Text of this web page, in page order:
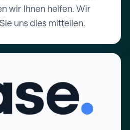
wir Ihnen helfen. Wir
uns dies mitteilen.